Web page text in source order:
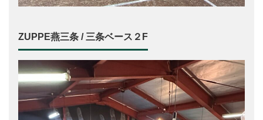
ZUPPE燕三条 / 三条ベース２F